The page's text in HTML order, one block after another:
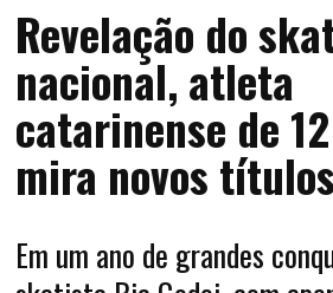
Revelação do
nacional, atleta
catarinense de
mira novos
Em um ano de grandes